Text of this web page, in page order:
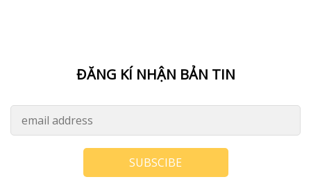
ĐĂNG KÍ NHẬN BẢN TIN
SUBSCIBE